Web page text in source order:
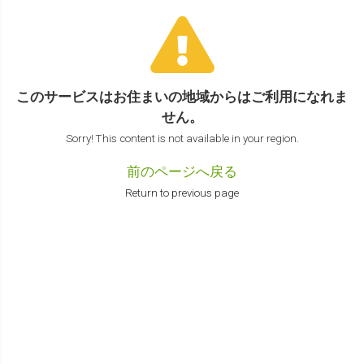
このサービスはお住まいの地域からはご利用になれま
せん。
Sorry! This content is not available in your region.
前のページへ戻る
Return to previous page